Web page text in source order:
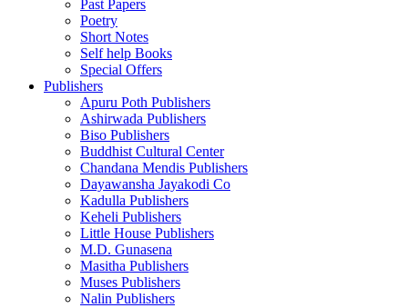
Past Papers
Poetry
Short Notes
Self help Books
Special Offers
Publishers
Apuru Poth Publishers
Ashirwada Publishers
Biso Publishers
Buddhist Cultural Center
Chandana Mendis Publishers
Dayawansha Jayakodi Co
Kadulla Publishers
Keheli Publishers
Little House Publishers
M.D. Gunasena
Masitha Publishers
Muses Publishers
Nalin Publishers